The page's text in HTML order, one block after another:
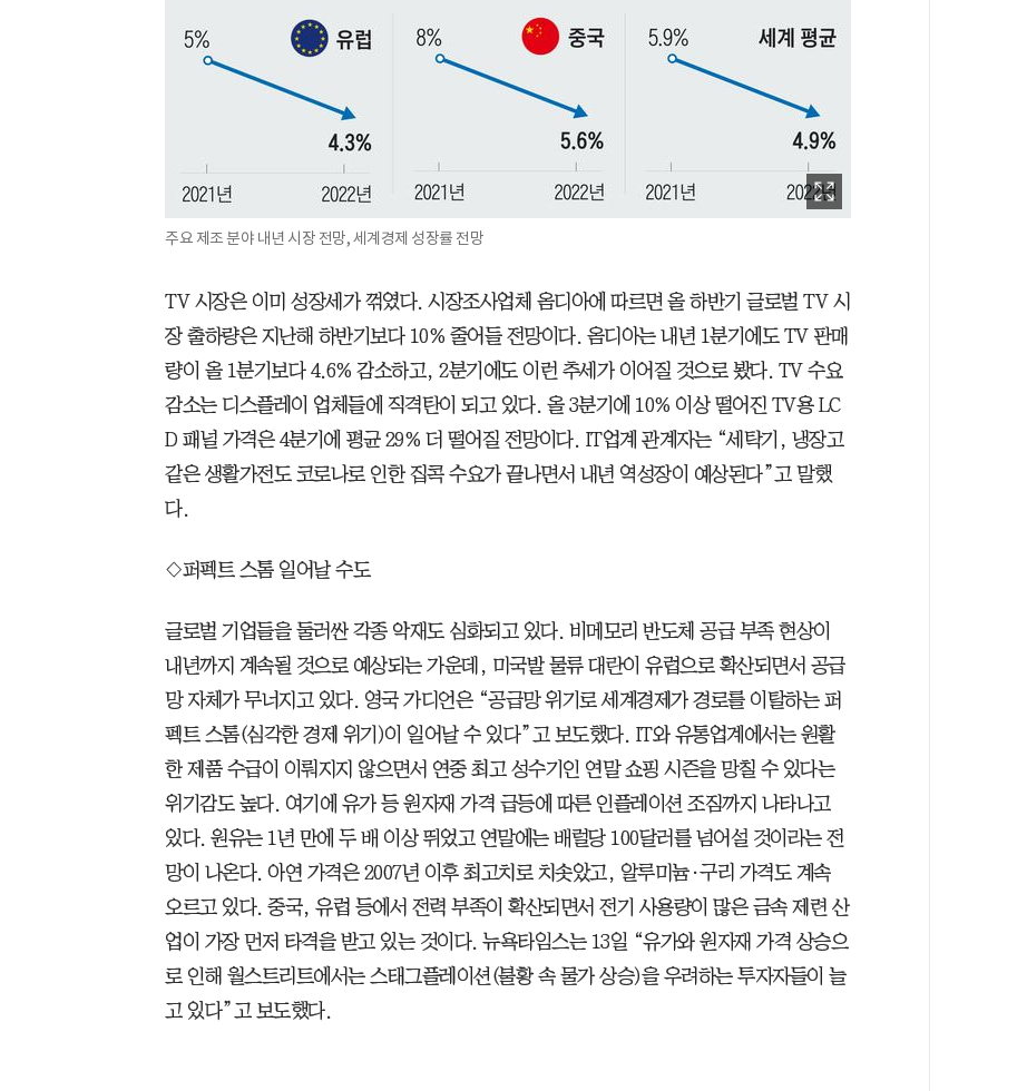
주요 제조 분야 내년 시장 전망, 세계경제 성장률 전망
TV 시장은 이미 성장세가 꺾였다. 시장조사업체 옴디아에 따르면 올 하반기 글로벌 TV 시
장 출하량은 지난해 하반기보다 10% 줄어들 전망이다. 옴디아는 내년 1분기에도 TV 판매
량이 올 1분기보다 4.6% 감소하고, 2분기에도 이런 추세가 이어질 것으로 봤다. TV 수요
감소는 디스플레이 업체들에 직격탄이 되고 있다. 올 3분기에 10% 이상 떨어진 TV용 LC
D 패널 가격은 4분기에 평균 29% 더 떨어질 전망이다. IT업계 관계자는 “세탁기, 냉장고
같은 생활가전도 코로나로 인한 집콕 수요가 끝나면서 내년 역성장이 예상된다”고 말했
다.
◇퍼펙트 스톰 일어날 수도
글로벌 기업들을 둘러싼 각종 악재도 심화되고 있다. 비메모리 반도체 공급 부족 현상이
내년까지 계속될 것으로 예상되는 가운데, 미국발 물류 대란이 유럽으로 확산되면서 공급
망 자체가 무너지고 있다. 영국 가디언은 “공급망 위기로 세계경제가 경로를 이탈하는 퍼
펙트 스톰(심각한 경제 위기)이 일어날 수 있다”고 보도했다. IT와 유통업계에서는 원활
한 제품 수급이 이뤄지지 않으면서 연중 최고 성수기인 연말 쇼핑 시즌을 망칠 수 있다는
위기감도 높다. 여기에 유가 등 원자재 가격 급등에 따른 인플레이션 조짐까지 나타나고
있다. 원유는 1년 만에 두 배 이상 뛰었고 연말에는 배럴당 100달러를 넘어설 것이라는 전
망이 나온다. 아연 가격은 2007년 이후 최고치로 치솟았고, 알루미늄·구리 가격도 계속
오르고 있다. 중국, 유럽 등에서 전력 부족이 확산되면서 전기 사용량이 많은 금속 제련 산
업이 가장 먼저 타격을 받고 있는 것이다. 뉴욕타임스는 13일 “유가와 원자재 가격 상승으
로 인해 월스트리트에서는 스태그플레이션(불황 속 물가 상승)을 우려하는 투자자들이 늘
고 있다”고 보도했다.